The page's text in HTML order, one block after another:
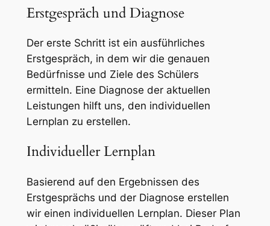
Erstgespräch und Diagnose
Der erste Schritt ist ein ausführliches
Erstgespräch, in dem wir die genauen
Bedürfnisse und Ziele des Schülers
ermitteln. Eine Diagnose der aktuellen
Leistungen hilft uns, den individuellen
Lernplan zu erstellen.
Individueller Lernplan
Basierend auf den Ergebnissen des
Erstgesprächs und der Diagnose erstellen
wir einen individuellen Lernplan. Dieser Plan